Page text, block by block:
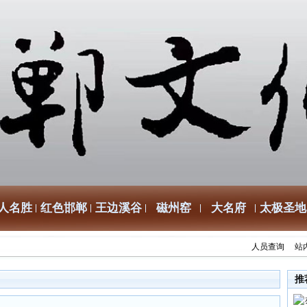
名胜 红色邯郸 王边溪谷 磁州窑 大名府 太极圣地
人员查询 站
推